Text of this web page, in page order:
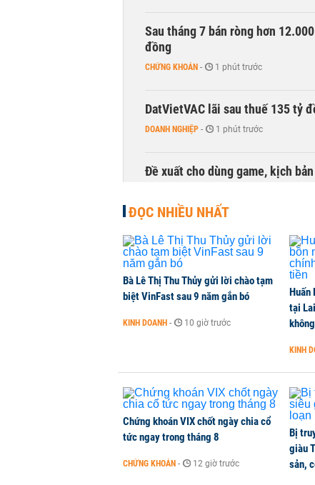
Sau tháng 7 bán ròng hơn
đồng
CHỨNG KHOÁN - 1 phút trước
DatVietVAC lãi sau thuế 135 tỷ
DOANH NGHIỆP - 1 phút trước
Đề xuất cho dùng game, kịch
ĐỌC NHIỀU NHẤT
Bà Lê Thị Thu Thủy gửi lời chào tạm
biệt VinFast sau 9 năm gắn bó
KINH DOANH - 10 giờ trước
Huấn
tại
KINH
Chứng khoán VIX chốt ngày chia cổ
tức ngay trong tháng 8
CHỨNG KHOÁN - 12 giờ trước
Bị
giàu
sản,